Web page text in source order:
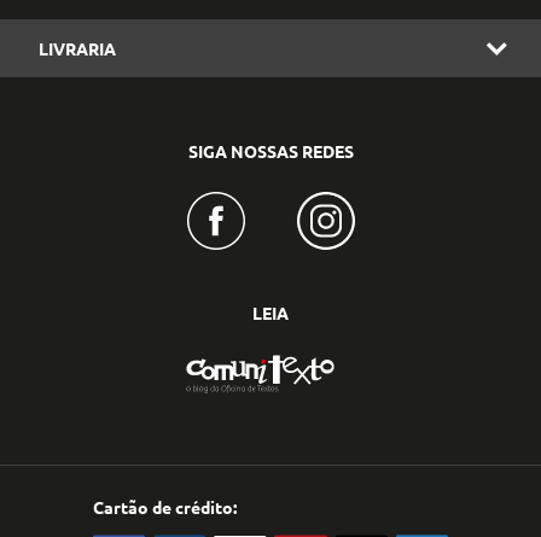
LIVRARIA
SIGA NOSSAS REDES
LEIA
Cartão de crédito: